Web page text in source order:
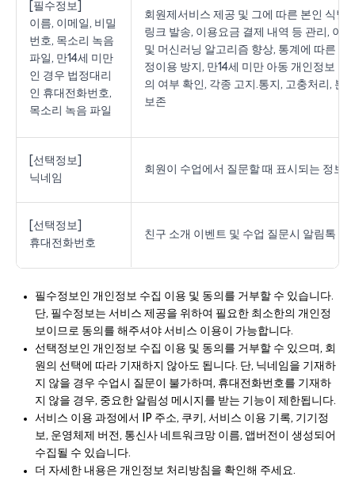
[필수정보]
이름, 이메일, 비밀
번호, 목소리 녹음
파일, 만14세 미만
인 경우 법정대리
인 휴대전화번호,
목소리 녹음 파일
회원제서비스 제공 및 그에 따른 본인 식별·
링크 발송, 이용요금 결제 내역 등 관리, 이
및 머신러닝 알고리즘 향상, 통계에 따른 서
정이용 방지, 만14세 미만 아동 개인정보 수
의 여부 확인, 각종 고지·통지, 고충처리, 분
보존
[선택정보]
닉네임
회원이 수업에서 질문할 때 표시되는 정보
[선택정보]
휴대전화번호
친구 소개 이벤트 및 수업 질문시 알림톡 또
필수정보인 개인정보 수집 이용 및 동의를 거부할 수 있습니다.
단, 필수정보는 서비스 제공을 위하여 필요한 최소한의 개인정
보이므로 동의를 해주셔야 서비스 이용이 가능합니다.
선택정보인 개인정보 수집 이용 및 동의를 거부할 수 있으며, 회
원의 선택에 따라 기재하지 않아도 됩니다. 단, 닉네임을 기재하
지 않을 경우 수업시 질문이 불가하며, 휴대전화번호를 기재하
지 않을 경우, 중요한 알림성 메시지를 받는 기능이 제한됩니다.
서비스 이용 과정에서 IP 주소, 쿠키, 서비스 이용 기록, 기기정
보, 운영체제 버전, 통신사 네트워크망 이름, 앱버전이 생성되어
수집될 수 있습니다.
더 자세한 내용은 개인정보 처리방침을 확인해 주세요.